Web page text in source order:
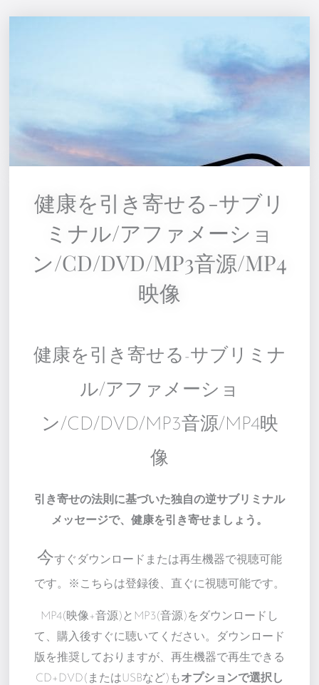
健康を引き寄せる-サブリ
ミナル/アファメーショ
ン/CD/DVD/MP3音源/MP4
映像
健康を引き寄せる-サブリミナ
ル/アファメーショ
ン/CD/DVD/MP3音源/MP4映
像
引き寄せの法則に基づいた独自の逆サブリミナル
メッセージで、健康を引き寄せましょう。
今すぐダウンロードまたは再生機器で視聴可能
です。※こちらは登録後、直ぐに視聴可能です。
MP4(映像+音源)とMP3(音源)をダウンロードし
て、購入後すぐに聴いてください。ダウンロード
版を推奨しておりますが、再生機器で再生できる
CD+DVD(またはUSBなど)もオプションで選択し